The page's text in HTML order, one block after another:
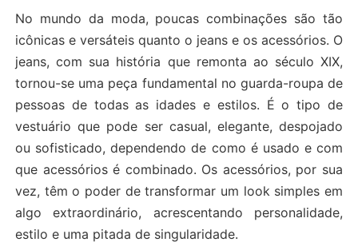
No mundo da moda, poucas combinações são tão
icônicas e versáteis quanto o jeans e os acessórios. O
jeans, com sua história que remonta ao século XIX,
tornou-se uma peça fundamental no guarda-roupa de
pessoas de todas as idades e estilos. É o tipo de
vestuário que pode ser casual, elegante, despojado
ou sofisticado, dependendo de como é usado e com
que acessórios é combinado. Os acessórios, por sua
vez, têm o poder de transformar um look simples em
algo extraordinário, acrescentando personalidade,
estilo e uma pitada de singularidade.